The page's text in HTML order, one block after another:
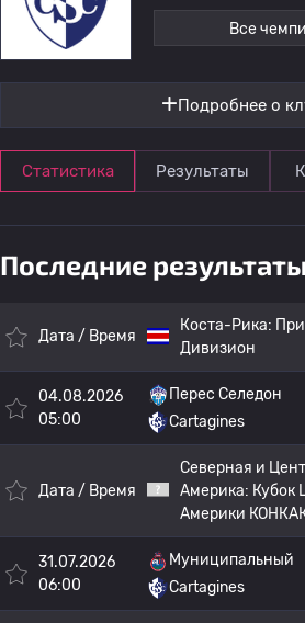
Все
Подробнее о
Статистика Результаты
Последние результаты
Дата / Время
Коста-Рика:
Дивизион
04.08.2026
05:00
Перес Селедон
Cartagines
Дата / Время
Северная и
Америка: Кубок
Америки
31.07.2026
06:00
Муниципальный
Cartagines